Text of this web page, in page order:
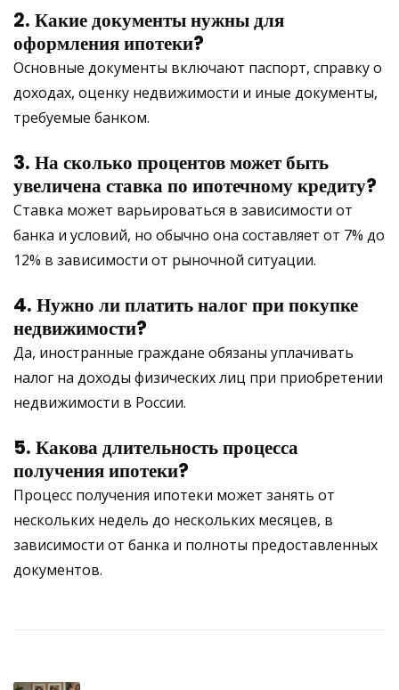
2. Какие документы нужны для
оформления ипотеки?
Основные документы включают паспорт, справку о
доходах, оценку недвижимости и иные документы,
требуемые банком.
3. На сколько процентов может быть
увеличена ставка по ипотечному кредиту?
Ставка может варьироваться в зависимости от
банка и условий, но обычно она составляет от 7% до
12% в зависимости от рыночной ситуации.
4. Нужно ли платить налог при покупке
недвижимости?
Да, иностранные граждане обязаны уплачивать
налог на доходы физических лиц при приобретении
недвижимости в России.
5. Какова длительность процесса
получения ипотеки?
Процесс получения ипотеки может занять от
нескольких недель до нескольких месяцев, в
зависимости от банка и полноты предоставленных
документов.